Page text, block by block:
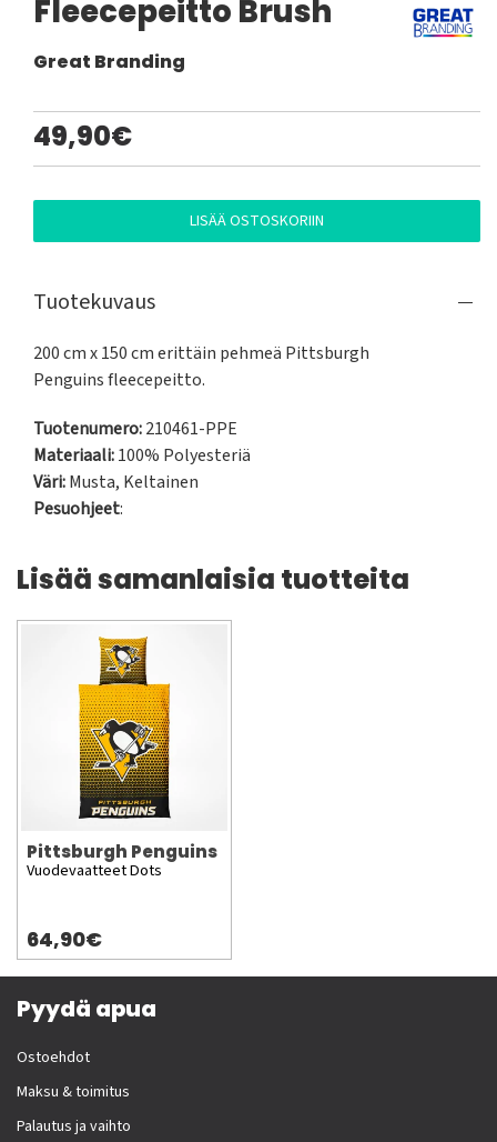
Fleecepeitto Brush
Great Branding
49,90€
LISÄÄ OSTOSKORIIN
Tuotekuvaus
200 cm x 150 cm erittäin pehmeä Pittsburgh
Penguins fleecepeitto.
Tuotenumero:210461-PPE
Materiaali:100% Polyesteriä
Väri:Musta, Keltainen
Pesuohjeet:
Lisää samanlaisia tuotteita
Pittsburgh Penguins
Vuodevaatteet Dots
64,90€
Pyydä apua
Ostoehdot
Maksu & toimitus
Palautus ja vaihto